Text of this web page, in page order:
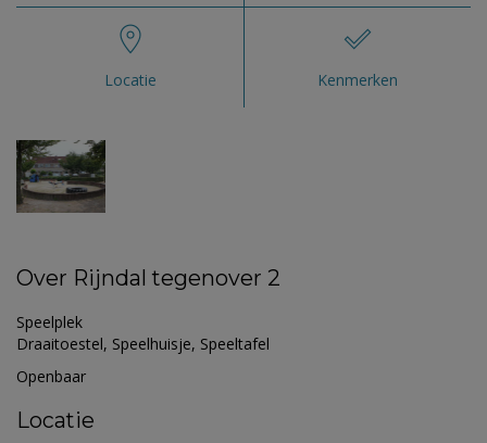
Locatie Kenmerken
Over Rijndal tegenover 2
Speelplek
Draaitoestel, Speelhuisje, Speeltafel
Openbaar
Locatie